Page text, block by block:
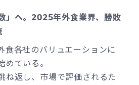
」へ。2025年外食業界、勝敗
食各社のバリュエーションに
めている。
ね返し、市場で評価されるた